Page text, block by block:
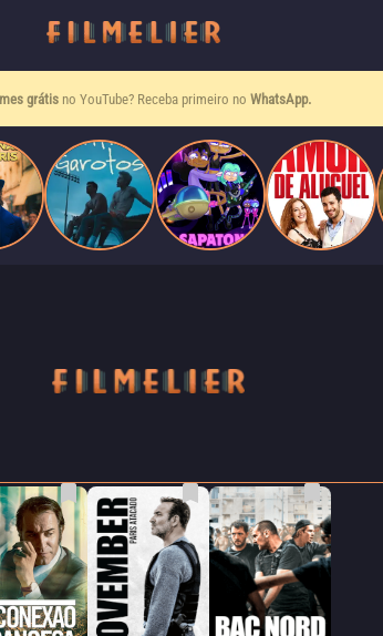
grátis no YouTube? Receba primeiro no WhatsApp.